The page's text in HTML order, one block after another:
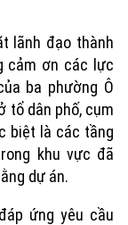
lãnh đạo thành
cảm ơn các lực
ba phường Ô
tổ dân phố, cụm
biệt là các tầng
khu vực đã
dự án.
ứng yêu cầu